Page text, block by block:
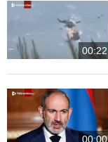
00:22
00:00